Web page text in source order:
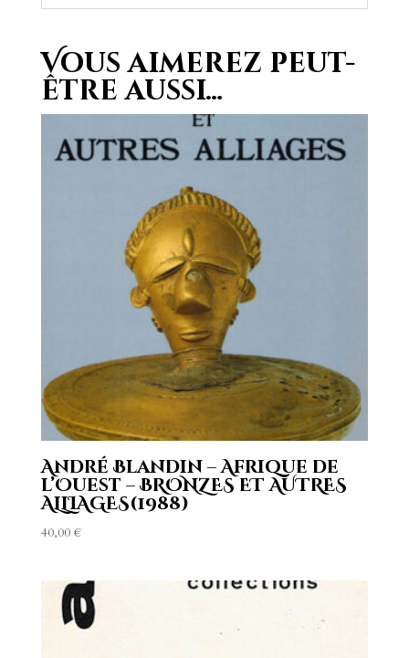
Vous aimerez peut-
être aussi…
André Blandin – Afrique de
l’Ouest – BRONZES ET AUTRES
ALLIAGES(1988)
40,00 €